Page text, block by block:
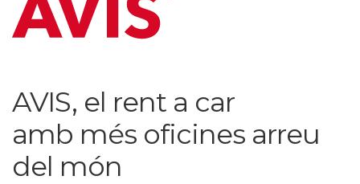
AVIS, el rent a car
amb més oficines arreu
del món